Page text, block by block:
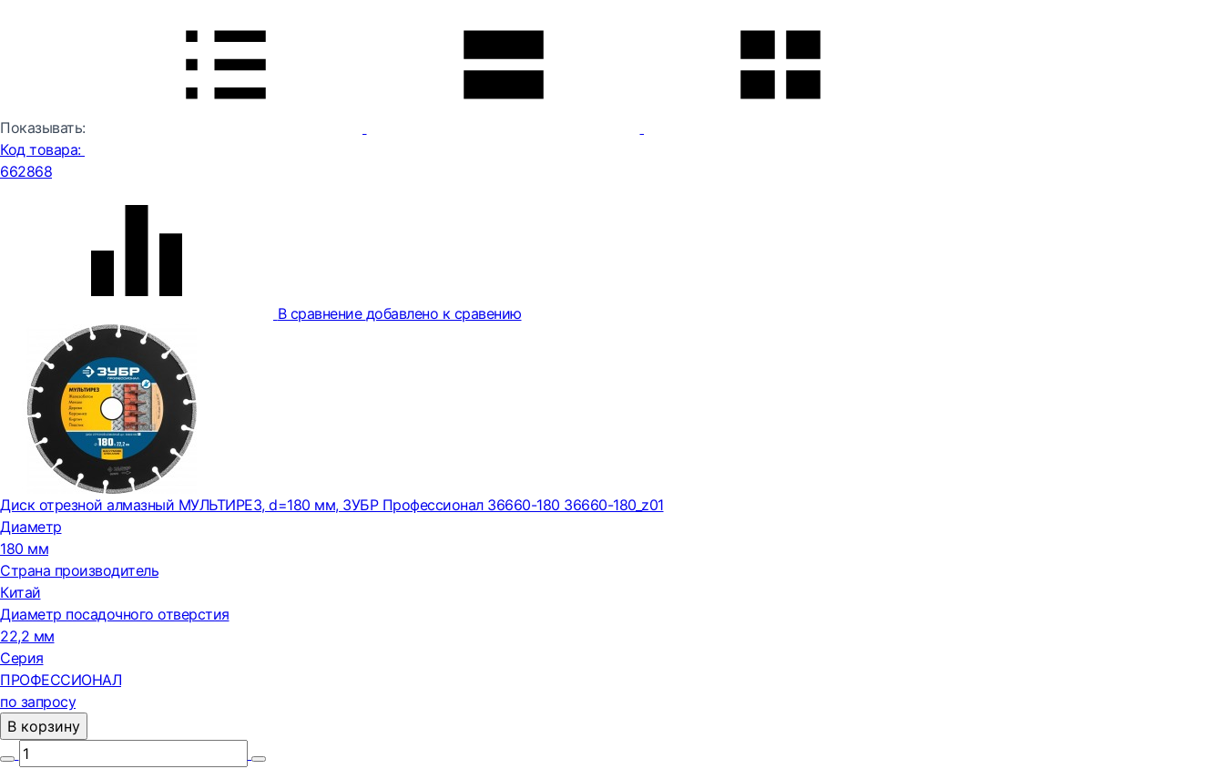
Показывать:
Код товара:
662868
В сравнение добавлено к сравению
Диск отрезной алмазный МУЛЬТИРЕЗ, d=180 мм, ЗУБР Профессионал 36660-180 36660-180_z01
Диаметр
180 мм
Страна производитель
Китай
Диаметр посадочного отверстия
22,2 мм
Серия
ПРОФЕССИОНАЛ
по запросу
В корзину